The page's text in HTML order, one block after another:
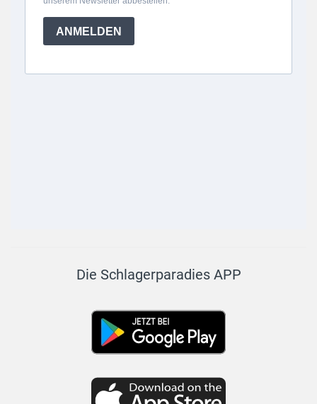
Die Schlagerparadies APP